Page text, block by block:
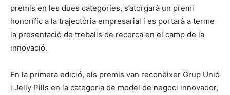
premis en les dues categories, s’atorgarà un premi
honorífic a la trajectòria empresarial i es portarà a terme
la presentació de treballs de recerca en el camp de la
innovació.
En la primera edició, els premis van reconèixer Grup Unió
i Jelly Pills en la categoria de model de negoci innovador,